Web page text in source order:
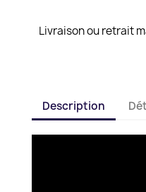
Livraison ou retrait
Description